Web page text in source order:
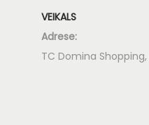
VEIKALS
Adrese:
TC Domina Shopping,